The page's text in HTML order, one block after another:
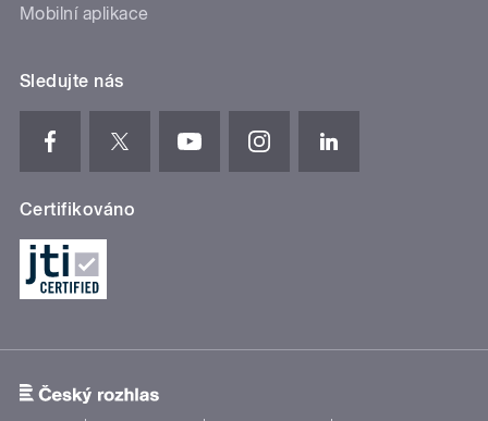
Mobilní aplikace
Sledujte nás
Certifikováno